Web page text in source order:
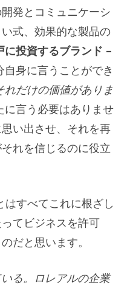
発とコミュニケーシ
式、効果的な製品の
に投資するブランド –
自身に言うことができ
れだけの価値がありま
に言う必要はありませ
い出させ、それを再
れを信じるのに役立
はすべてこれに根ざし
てビジネスを許可
だと思います。
る。ロレアルの企業